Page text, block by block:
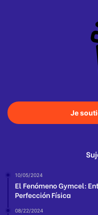
Je
10/05/2024
El Fenómeno Gymcel:
Perfección Física
08/22/2024